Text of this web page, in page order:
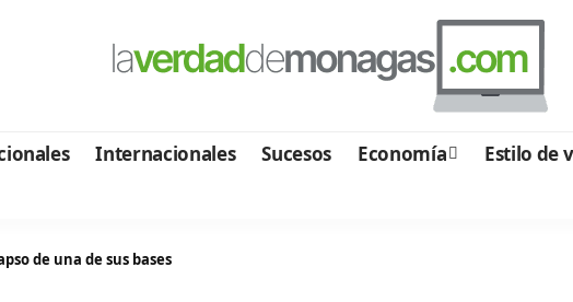
Internacionales Sucesos Economía Estilo de
de una de sus bases